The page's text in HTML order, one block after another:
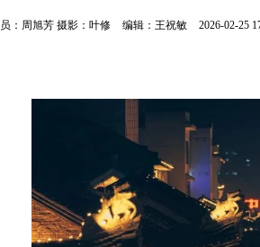
：周旭芳 摄影：叶修 编辑：王祝敏 2026-02-25